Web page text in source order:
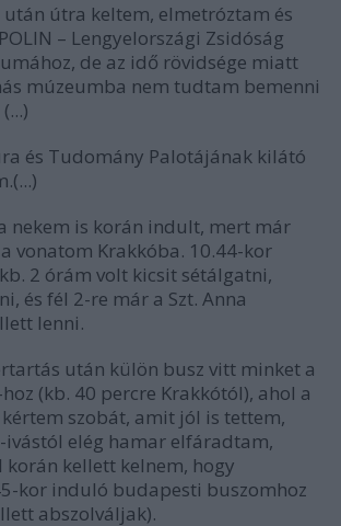
után útra keltem, elmetróztam és
– Lengyelországi Zsidóság
de az idő rövidsége miatt
múzeumba nem tudtam bemenni
és Tudomány Palotájának kilátó
nekem is korán indult, mert már
vonatom Krakkóba. 10.44-kor
2 órám volt kicsit sétálgatni,
és fél 2-re már a Szt. Anna
lenni.
után külön busz vitt minket a
(kb. 40 percre Krakkótól), ahol a
szobát, amit jól is tettem,
ivástól elég hamar elfáradtam,
kellett kelnem, hogy
kor induló budapesti buszomhoz
abszolváljak).